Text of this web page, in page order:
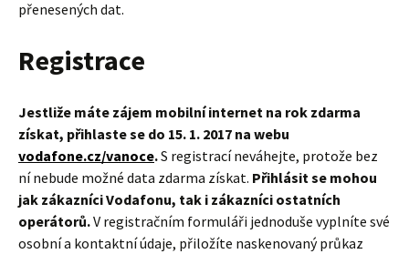
přenesených dat.
Registrace
Jestliže máte zájem mobilní internet na rok zdarma
získat, přihlaste se do 15. 1. 2017 na webu
vodafone.cz/vanoce.S registrací neváhejte, protože bez
ní nebude možné data zdarma získat. Přihlásit se mohou
jak zákazníci Vodafonu, tak i zákazníci ostatních
operátorů.V registračním formuláři jednoduše vyplníte své
osobní a kontaktní údaje, přiložíte naskenovaný průkaz